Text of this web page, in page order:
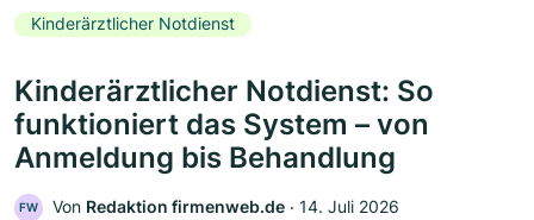
Kinderärztlicher Notdienst
Kinderärztlicher Notdienst: So
funktioniert das System – von
Anmeldung bis Behandlung
FW Von Redaktion firmenweb.de ‧ 14. Juli 2026